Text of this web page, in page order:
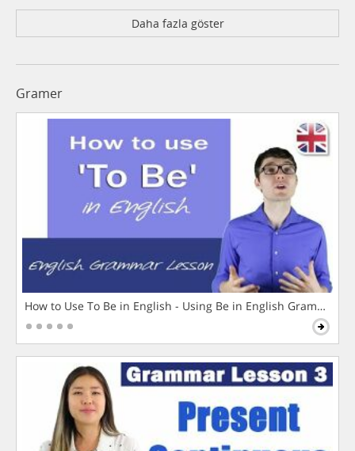
Daha fazla göster
Gramer
How to Use To Be in English - Using Be in English Grammar